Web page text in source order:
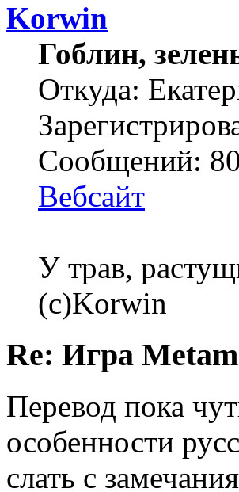
Korwin
Гоблин,
Откуда:
Сообщений:
Вебсайт
У трав,
(с)Korwin
Re: Игра
Перевод пока
особенности
слать с